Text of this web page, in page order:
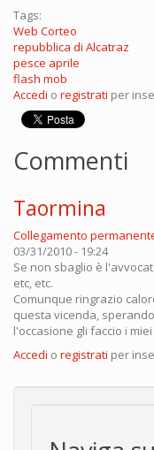
Tags:
Web Corteo
repubblica di Alcatraz
pesce aprile
flash mob
Accedi o registrati per
Commenti
Taormina
Collegamento
03/31/2010 - 19:24
Se non sbaglio è
etc, etc.
Comunque ringrazio
questa vicenda,
l'occasione gli faccio i
Accedi o registrati per